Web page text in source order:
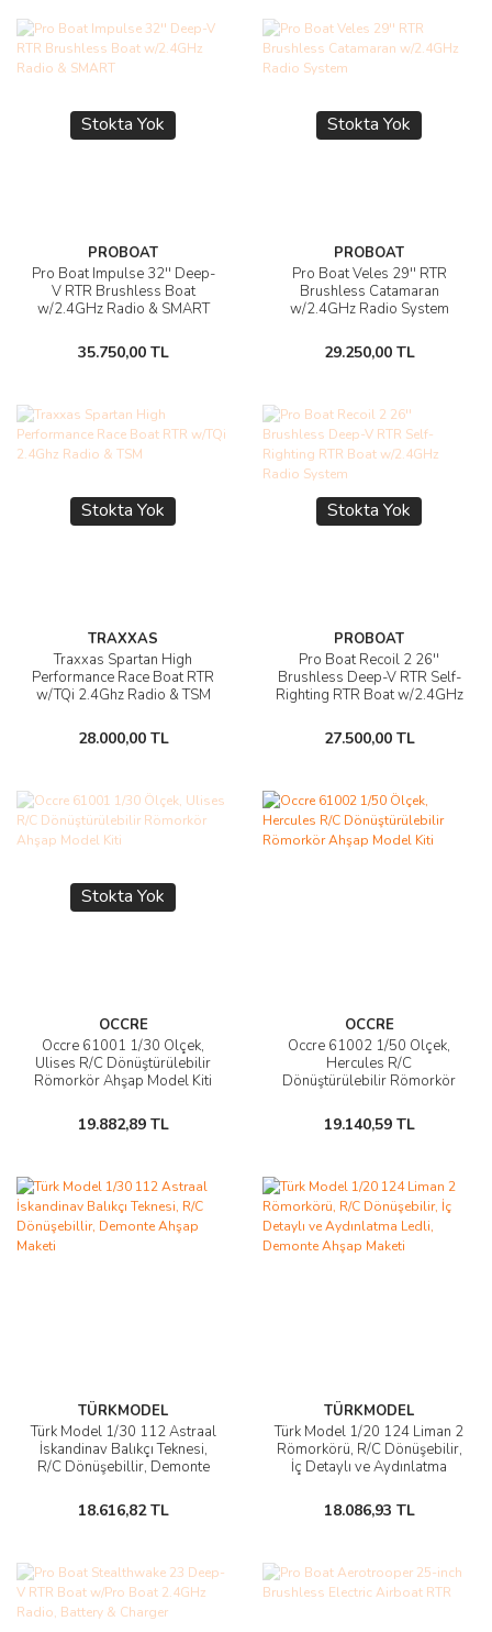
Stokta Yok
PROBOAT
Pro Boat Impulse 32'' Deep-
V RTR Brushless Boat
w/2.4GHz Radio & SMART
35.750,00 TL
Stokta Yok
PROBOAT
Pro Boat Veles 29'' RTR
Brushless Catamaran
w/2.4GHz Radio System
29.250,00 TL
Stokta Yok
TRAXXAS
Traxxas Spartan High
Performance Race Boat RTR
w/TQi 2.4Ghz Radio & TSM
28.000,00 TL
Stokta Yok
PROBOAT
Pro Boat Recoil 2 26''
Brushless Deep-V RTR Self-
Righting RTR Boat w/2.4GHz
27.500,00 TL
Stokta Yok
OCCRE
Occre 61001 1/30 Ölçek,
Ulises R/C Dönüştürülebilir
Römorkör Ahşap Model Kiti
19.882,89 TL
OCCRE
Occre 61002 1/50 Ölçek,
Hercules R/C
Dönüştürülebilir Römorkör
19.140,59 TL
TÜRKMODEL
Türk Model 1/30 112 Astraal
İskandinav Balıkçı Teknesi,
R/C Dönüşebillir, Demonte
18.616,82 TL
TÜRKMODEL
Türk Model 1/20 124 Liman 2
Römorkörü, R/C Dönüşebilir,
İç Detaylı ve Aydınlatma
18.086,93 TL